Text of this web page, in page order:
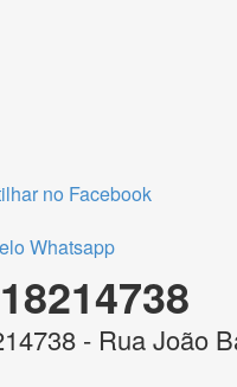
no Facebook
Whatsapp
- Rua João